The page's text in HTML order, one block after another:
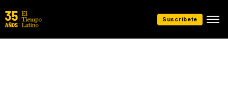
Suscríbete